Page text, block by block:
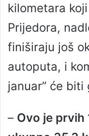
kilometara
Prijedora,
finiširaju još
autoputa, i
januar” će biti
– Ovo je prvih